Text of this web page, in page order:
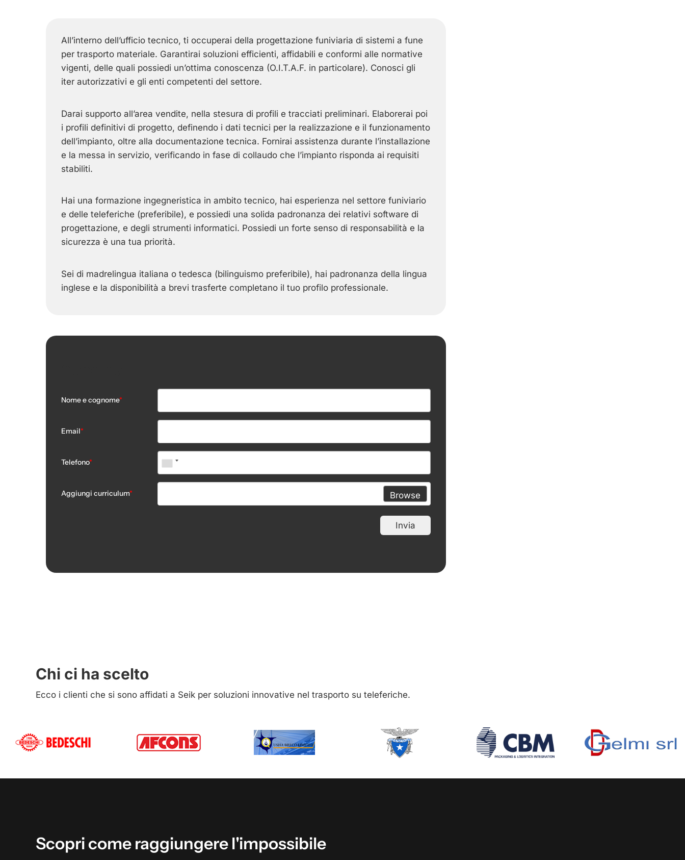
All’interno dell’ufficio tecnico, ti occuperai della progettazione funiviaria di sistemi a fune
per trasporto materiale. Garantirai soluzioni efficienti, affidabili e conformi alle normative
vigenti, delle quali possiedi un’ottima conoscenza (O.I.T.A.F. in particolare). Conosci gli
iter autorizzativi e gli enti competenti del settore.
Darai supporto all’area vendite, nella stesura di profili e tracciati preliminari. Elaborerai poi
i profili definitivi di progetto, definendo i dati tecnici per la realizzazione e il funzionamento
dell’impianto, oltre alla documentazione tecnica. Fornirai assistenza durante l’installazione
e la messa in servizio, verificando in fase di collaudo che l’impianto risponda ai requisiti
stabiliti.
Hai una formazione ingegneristica in ambito tecnico, hai esperienza nel settore funiviario
e delle teleferiche (preferibile), e possiedi una solida padronanza dei relativi software di
progettazione, e degli strumenti informatici. Possiedi un forte senso di responsabilità e la
sicurezza è una tua priorità.
Sei di madrelingua italiana o tedesca (bilinguismo preferibile), hai padronanza della lingua
inglese e la disponibilità a brevi trasferte completano il tuo profilo professionale.
Nome e cognome*
Email*
Telefono*
Aggiungi curriculum* Browse
Invia
Chi ci ha scelto
Ecco i clienti che si sono affidati a Seik per soluzioni innovative nel trasporto su teleferiche.
Scopricome raggiungere l'impossibile